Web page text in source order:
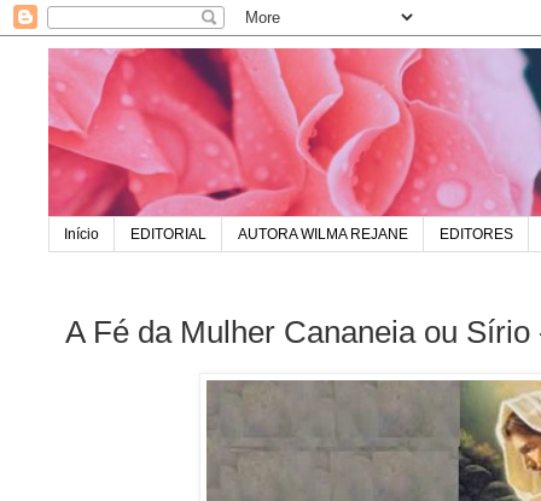
Início EDITORIAL AUTORA WILMA REJANE EDITORES
A Fé da Mulher Cananeia ou Sírio